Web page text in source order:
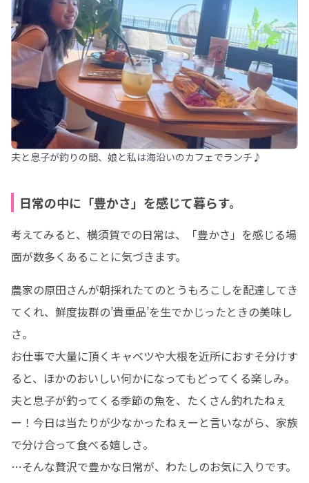
夫と息子が釣りの間、娘と私は海沿いのカフェでランチ♪
日常の中に「豊かさ」を感じて暮らす。
考えてみると、横須賀での日常は、「豊かさ」を感じる場
面が数多くあることに気づきます。
農家の原田さんが朝採れたてのとうもろこしを配達してき
てくれ、鮮度抜群の’貴重品’を生でかじったときの美味し
さ。
お仕事で大量に頂くキャベツや大根を近所におすそ分けす
ると、ほかのおいしい何かになってもどってくる楽しみ。
夫と息子が釣ってくる季節の魚を、たくさん釣れたねぇ
ー！今日は当たりが少なかったねぇーと言いながら、家族
で分け合って食べる嬉しさ。
…そんな贅沢で豊かな日常が、わたしのお気に入りです。